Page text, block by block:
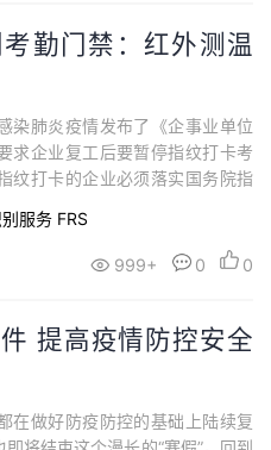
勤门禁：红外测温
染肺炎疫情发布了《企事业单位
求企业复工后要暂停指纹打卡考
纹打卡的企业必须落实国务院指
同时满足企业高效测温考勤需
勤技术上，基于AI人脸检测技术
服务 FRS
999+ 0 0
提高疫情防控安全
在做好防疫防控的基础上陆续复